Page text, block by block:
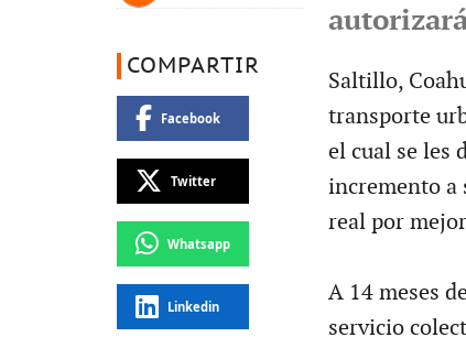
COMPARTIR
Facebook
Twitter
Whatsapp
Linkedin
Saltillo,
transporte
el cual se les
incremento a
real por
A 14 meses
servicio